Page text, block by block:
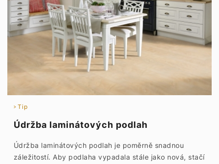
Tip
Údržba laminátových podlah
Údržba laminátových podlah je poměrně snadnou
záležitostí. Aby podlaha vypadala stále jako nová, stačí